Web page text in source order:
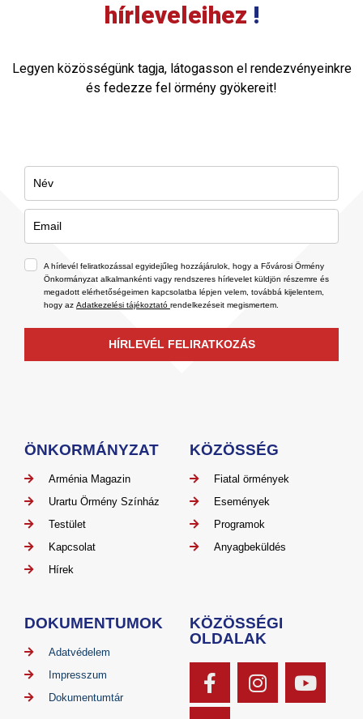
hírleveleihez !
Legyen közösségünk tagja, látogasson el rendezvényeinkre
és fedezze fel örmény gyökereit!
A hírlevél feliratkozással egyidejűleg hozzájárulok, hogy a Fővárosi Örmény
Önkormányzat alkalmankénti vagy rendszeres hírlevelet küldjön részemre és
megadott elérhetőségeimen kapcsolatba lépjen velem, továbbá kijelentem,
hogy az Adatkezelési tájékoztató rendelkezéseit megismertem.
HÍRLEVÉL FELIRATKOZÁS
ÖNKORMÁNYZAT
Arménia Magazin
Urartu Örmény Színház
Testület
Kapcsolat
Hírek
KÖZÖSSÉG
Fiatal örmények
Események
Programok
Anyagbeküldés
DOKUMENTUMOK
Adatvédelem
Impresszum
Dokumentumtár
KÖZÖSSÉGI
OLDALAK